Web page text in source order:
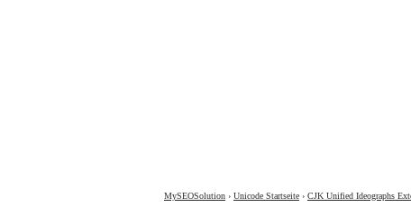
MySEOSolution › Unicode Startseite › CJK Unified Ideographs